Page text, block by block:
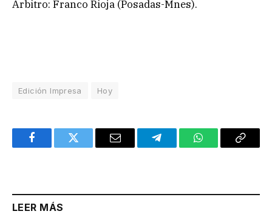
Árbitro: Franco Rioja (Posadas-Mnes).
Edición Impresa Hoy
FacebookTwitter Email TelegramWhatsAppCopy
LEER MÁS